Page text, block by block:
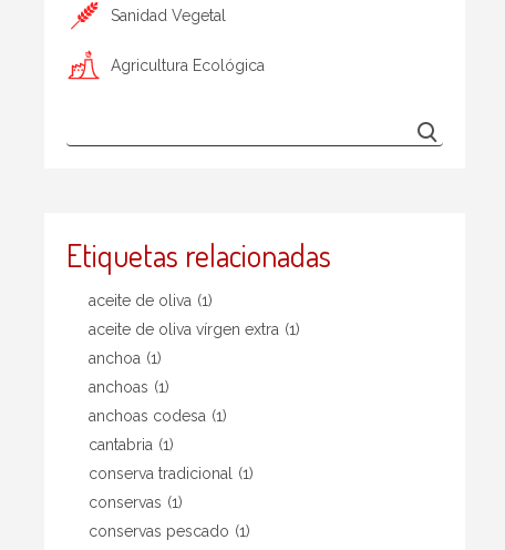
Sanidad Vegetal
Agricultura Ecológica
Etiquetas relacionadas
aceite de oliva (1)
aceite de oliva vírgen extra (1)
anchoa (1)
anchoas (1)
anchoas codesa (1)
cantabria (1)
conserva tradicional
(1)
conservas (1)
conservas pescado (1)